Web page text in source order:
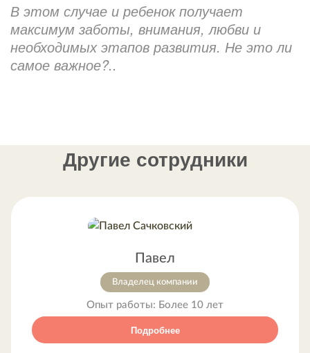
В этом случае и ребенок получает
максимум заботы, внимания, любви и
необходимых этапов развития. Не это ли
самое важное?..
Другие сотрудники
Павел
Владелец компании
Опыт работы: Более 10 лет
Подробнее